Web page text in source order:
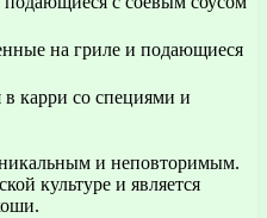
на гриле и подающиеся
карри со специями и
и неповторимым.
культуре и является